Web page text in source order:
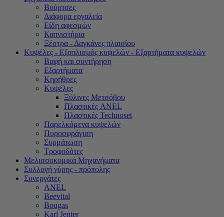
Βούρτσες
Διάφορα εργαλεία
Είδη αφεσμών
Καπνιστήρια
Ξέστρα - Δαγκάνες πλαισίου
Κυψέλες - Εξοπλισμός κυψελών - Εξαρτήματα κυψελών
Βαφή και συντήρηση
Εξαρτήματα
Κηρήθρες
Κυψέλες
Ξύλινες Μετσόβου
Πλαστικές ANEL
Πλαστικές Technoset
Παρελκόμενα κυψελών
Πυροσφράγιση
Συρμάτωση
Τροφοδότες
Μελισσοκομικά Μηχανήματα
Συλλογή γύρης - πρόπολης
Συνεργάτες
ANEL
Beevital
Bougas
Karl Jenter